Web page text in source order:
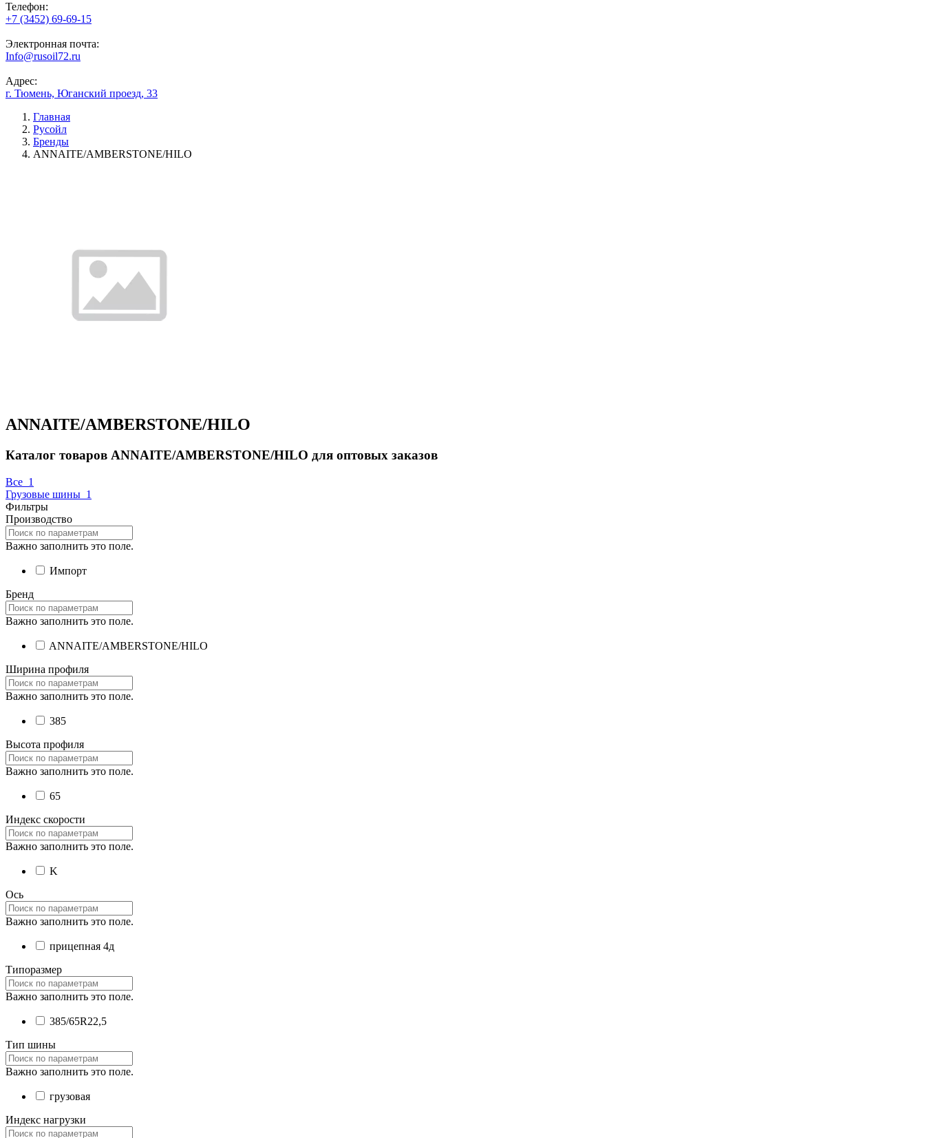
Телефон:
+7 (3452) 69-69-15
Электронная почта:
Info@rusoil72.ru
Адрес:
г. Тюмень, Юганский проезд, 33
Главная
Русойл
Бренды
ANNAITE/AMBERSTONE/HILO
ANNAITE/AMBERSTONE/HILO
Каталог товаров ANNAITE/AMBERSTONE/HILO для оптовых заказов
Все 1
Грузовые шины 1
Фильтры
Производство
Важно заполнить это поле.
Импорт
Бренд
Важно заполнить это поле.
ANNAITE/AMBERSTONE/HILO
Ширина профиля
Важно заполнить это поле.
385
Высота профиля
Важно заполнить это поле.
65
Индекс скорости
Важно заполнить это поле.
K
Ось
Важно заполнить это поле.
прицепная 4д
Типоразмер
Важно заполнить это поле.
385/65R22,5
Тип шины
Важно заполнить это поле.
грузовая
Индекс нагрузки